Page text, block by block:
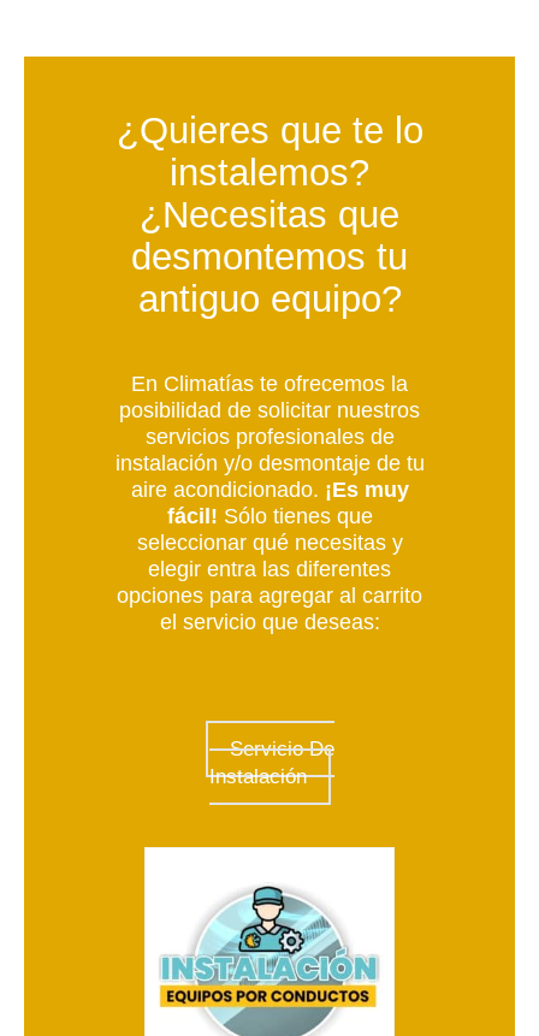
¿Quieres que te lo
instalemos?
¿Necesitas que
desmontemos tu
antiguo equipo?
En Climatías te ofrecemos la
posibilidad de solicitar nuestros
servicios profesionales de
instalación y/o desmontaje de tu
aire acondicionado. ¡Es muy
fácil! Sólo tienes que
seleccionar qué necesitas y
elegir entra las diferentes
opciones para agregar al carrito
el servicio que deseas:
Servicio De
Instalación